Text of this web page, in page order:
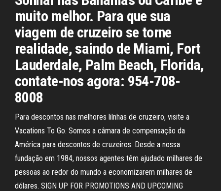
muito melhor. Para que sua
viagem de cruzeiro se torne
realidade, saindo de Miami, Fort
Lauderdale, Palm Beach, Florida,
contate-nos agora: 954-708-
8008
Para descontos nas melhores lilnhas de cruzeiro, visite a
Vacations To Go. Somos a câmara de compensação da
América para descontos de cruzeiros. Desde a nossa
fundação em 1984, nossos agentes têm ajudado milhares de
pessoas ao redor do mundo a economizarem milhares de
dólares. SIGN UP FOR PROMOTIONS AND UPCOMING